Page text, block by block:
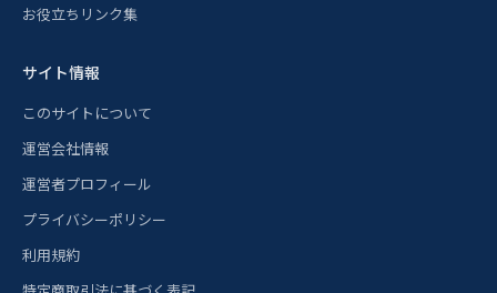
お役立ちリンク集
サイト情報
このサイトについて
運営会社情報
運営者プロフィール
プライバシーポリシー
利用規約